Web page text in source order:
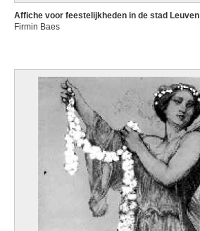
Affiche voor feestelijkheden in de stad Leuven
Firmin Baes